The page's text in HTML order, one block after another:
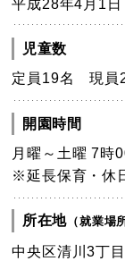
平成28年4月1日
児童数
定員19名 現員
開園時間
月曜～土曜 7時
※延長保育・休
所在地 （就業場
中央区清川3丁